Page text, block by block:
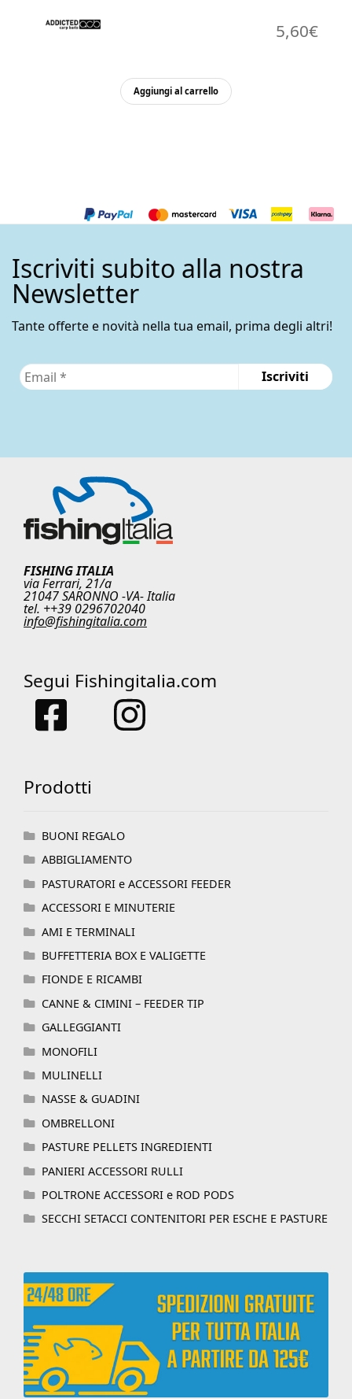
5,60€
Aggiungi al carrello
Iscriviti subito alla nostra
Newsletter
Tante offerte e novità nella tua email, prima degli altri!
FISHING ITALIA
via Ferrari, 21/a
21047 SARONNO -VA- Italia
tel. ++39 0296702040
info@fishingitalia.com
Segui Fishingitalia.com
Prodotti
BUONI REGALO
ABBIGLIAMENTO
PASTURATORI e ACCESSORI FEEDER
ACCESSORI E MINUTERIE
AMI E TERMINALI
BUFFETTERIA BOX E VALIGETTE
FIONDE E RICAMBI
CANNE & CIMINI – FEEDER TIP
GALLEGGIANTI
MONOFILI
MULINELLI
NASSE & GUADINI
OMBRELLONI
PASTURE PELLETS INGREDIENTI
PANIERI ACCESSORI RULLI
POLTRONE ACCESSORI e ROD PODS
SECCHI SETACCI CONTENITORI PER ESCHE E PASTURE